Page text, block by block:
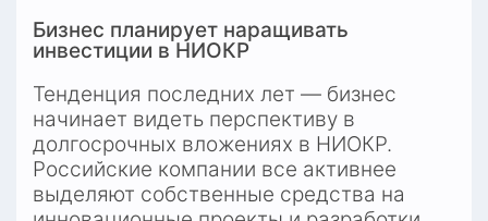
Бизнес планирует наращивать
инвестиции в НИОКР
Тенденция последних лет — бизнес
начинает видеть перспективу в
долгосрочных вложениях в НИОКР.
Российские компании все активнее
выделяют собственные средства на